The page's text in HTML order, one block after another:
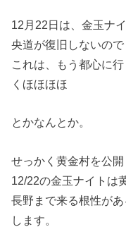
12月22日は、金玉ナ
央道が復旧しないので
これは、もう都心に
くほほほほ
とかなんとか。
せっかく黄金村を公開
12/22の金玉ナイトは
長野まで来る根性が
します。